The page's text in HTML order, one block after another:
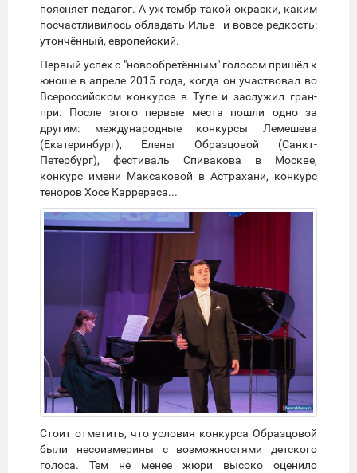
поясняет педагог. А уж тембр такой окраски, каким
посчастливилось обладать Илье - и вовсе редкость:
утончённый, европейский.
Первый успех с "новообретённым" голосом пришёл к
юноше в апреле 2015 года, когда он участвовал во
Всероссийском конкурсе в Туле и заслужил гран-
при. После этого первые места пошли одно за
другим: международные конкурсы Лемешева
(Екатеринбург), Елены Образцовой (Санкт-
Петербург), фестиваль Спивакова в Москве,
конкурс имени Максаковой в Астрахани, конкурс
теноров Хосе Каррераса...
Стоит отметить, что условия конкурса Образцовой
были несоизмерины с возможностями детского
голоса. Тем не менее жюри высоко оценило